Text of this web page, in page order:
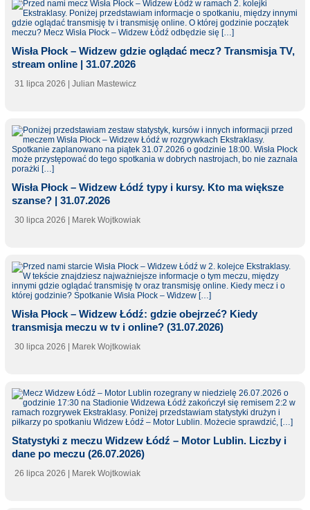
Wisła Płock – Widzew gdzie oglądać mecz? Transmisja TV,
stream online | 31.07.2026
31 lipca 2026 | Julian Mastewicz
Wisła Płock – Widzew Łódź typy i kursy. Kto ma większe
szanse? | 31.07.2026
30 lipca 2026 | Marek Wojtkowiak
Wisła Płock – Widzew Łódź: gdzie obejrzeć? Kiedy
transmisja meczu w tv i online? (31.07.2026)
30 lipca 2026 | Marek Wojtkowiak
Statystyki z meczu Widzew Łódź – Motor Lublin. Liczby i
dane po meczu (26.07.2026)
26 lipca 2026 | Marek Wojtkowiak